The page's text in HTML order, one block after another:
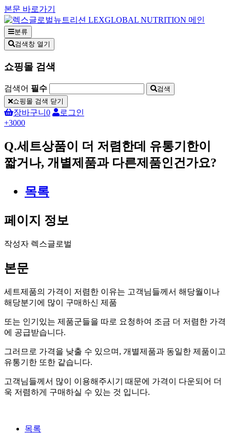
본문 바로가기
분류
검색창 열기
쇼핑몰 검색
검색어 필수
검색
쇼핑몰 검색 닫기
장바구니 0
로그인
+3000
Q.세트상품이 더 저렴한데 유통기한이
짧거나, 개별제품과 다른제품인건가요?
목록
페이지 정보
작성자 렉스글로벌
본문
세트제품의 가격이 저렴한 이유는 고객님들께서 해당월이나
해당분기에 많이 구매하신 제품
또는 인기있는 제품군들을 따로 요청하여 조금 더 저렴한 가격
에 공급받습니다.
그러므로 가격을 낮출 수 있으며, 개별제품과 동일한 제품이고
유통기한 또한 같습니다.
고객님들께서 많이 이용해주시기 때문에 가격이 다운되어 더
욱 저렴하게 구매하실 수 있는 것 입니다.
목록